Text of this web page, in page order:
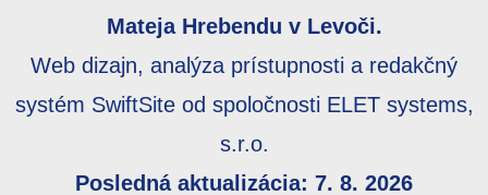
Mateja Hrebendu v Levoči.
Web dizajn, analýza prístupnosti a redakčný
systém SwiftSite od spoločnosti ELET systems,
s.r.o.
Posledná aktualizácia: 7. 8. 2026